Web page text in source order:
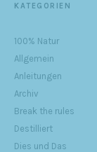
KATEGORIEN
100% Natur
Allgemein
Anleitungen
Archiv
Break the rules
Destilliert
Dies und Das